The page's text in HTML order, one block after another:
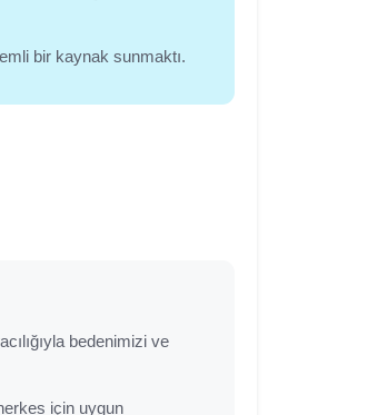
bir kaynak sunmaktı.
bedenimizi ve
için uygun